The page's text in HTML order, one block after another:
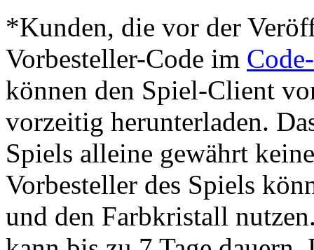
*Kunden, die vor der
Vorbesteller-Code im
können den Spiel-Client
vorzeitig herunterladen.
Spiels alleine gewährt
Vorbesteller des Spiels
und den Farbkristall